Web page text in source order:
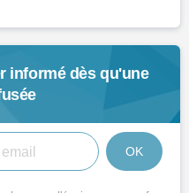
informé dès qu'une
OK